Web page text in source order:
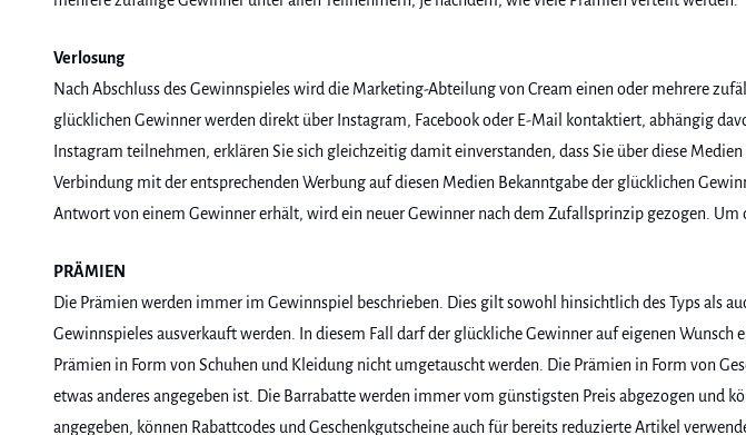
Verlosung
Nach Abschluss des Gewinnspieles wird die Marketing-Abteilung von Cream einen oder mehrere
glücklichen Gewinner werden direkt über Instagram, Facebook oder E-Mail kontaktiert, abhängig
Instagram teilnehmen, erklären Sie sich gleichzeitig damit einverstanden, dass Sie über diese
Verbindung mit der entsprechenden Werbung auf diesen Medien Bekanntgabe der glücklichen
Antwort von einem Gewinner erhält, wird ein neuer Gewinner nach dem Zufallsprinzip gezogen.
PRÄMIEN
Die Prämien werden immer im Gewinnspiel beschrieben. Dies gilt sowohl hinsichtlich des Typs als
Gewinnspieles ausverkauft werden. In diesem Fall darf der glückliche Gewinner auf eigenen
Prämien in Form von Schuhen und Kleidung nicht umgetauscht werden. Die Prämien in Form von
etwas anderes angegeben ist. Die Barrabatte werden immer vom günstigsten Preis abgezogen
angegeben, können Rabattcodes und Geschenkgutscheine auch für bereits reduzierte Artikel